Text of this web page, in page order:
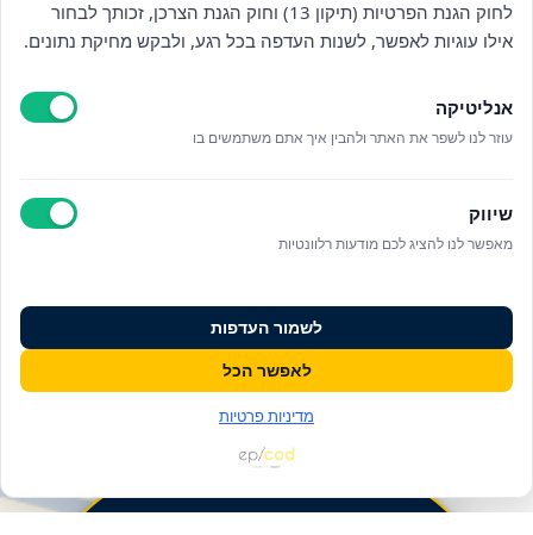
פעולות ומידע
לחוק הגנת הפרטיות (תיקון 13) וחוק הגנת הצרכן, זכותך לבחור
אילו עוגיות לאפשר, לשנות העדפה בכל רגע, ולבקש מחיקת נתונים.
אנליטיקה
עוזר לנו לשפר את האתר ולהבין איך אתם משתמשים בו
שיווק
מאפשר לנו להציג לכם מודעות רלוונטיות
לשמור העדפות
לאפשר הכל
מדיניות פרטיות